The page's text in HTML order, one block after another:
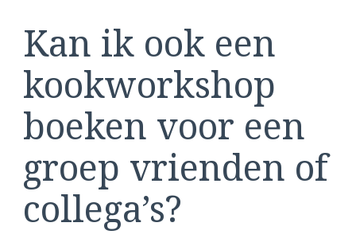
Kan ik ook een
kookworkshop
boeken voor een
groep vrienden of
collega’s?